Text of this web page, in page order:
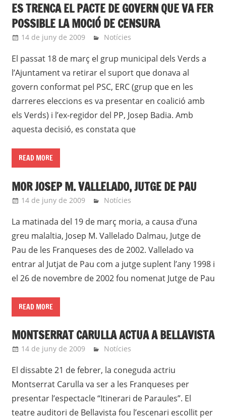
ES TRENCA EL PACTE DE GOVERN QUE VA FER
POSSIBLE LA MOCIÓ DE CENSURA
14 de juny de 2009 roger
Notícies
El passat 18 de març el grup municipal dels Verds a
l’Ajuntament va retirar el suport que donava al
govern conformat pel PSC, ERC (grup que en les
darreres eleccions es va presentar en coalició amb
els Verds) i l’ex-regidor del PP, Josep Badia. Amb
aquesta decisió, es constata que
READ MORE
MOR JOSEP M. VALLELADO, JUTGE DE PAU
14 de juny de 2009 roger
Notícies
La matinada del 19 de març moria, a causa d’una
greu malaltia, Josep M. Vallelado Dalmau, Jutge de
Pau de les Franqueses des de 2002. Vallelado va
entrar al Jutjat de Pau com a jutge suplent l’any 1998 i
el 26 de novembre de 2002 fou nomenat Jutge de Pau
READ MORE
MONTSERRAT CARULLA ACTUA A BELLAVISTA
14 de juny de 2009 roger
Notícies
El dissabte 21 de febrer, la coneguda actriu
Montserrat Carulla va ser a les Franqueses per
presentar l’espectacle “Itinerari de Paraules”. El
teatre auditori de Bellavista fou l’escenari escollit per